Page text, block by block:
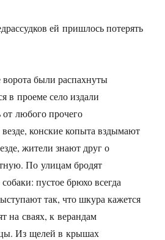
ей пришлось потерять
были распахнуты
в проеме село издали
любого прочего
конские копыта вздымают
жители знают друг о
По улицам бродят
пустое брюхо всегда
так, что шкура кажется
на сваях, к верандам
Из щелей в крышах